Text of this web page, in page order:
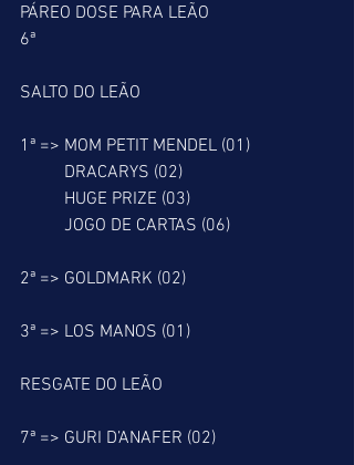
PÁREO DOSE PARA LEÃO
6ª
SALTO DO LEÃO
1ª => MOM PETIT MENDEL (01)
          DRACARYS (02)
          HUGE PRIZE (03)
          JOGO DE CARTAS (06)
2ª => GOLDMARK (02)
3ª => LOS MANOS (01)
RESGATE DO LEÃO
7ª => GURI D’ANAFER (02)